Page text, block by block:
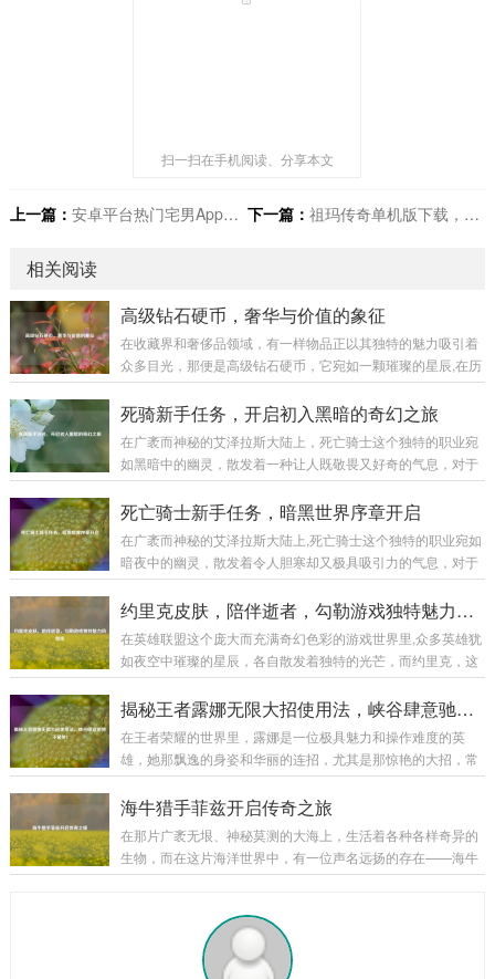
扫一扫在手机阅读、分享本文
上一篇： 安卓平台热门宅男App下载指南，宅男必备！ 下一篇： 祖玛传奇单机版下载，畅享单机冒险新体验
相关阅读
高级钻石硬币，奢华与价值的象征
在收藏界和奢侈品领域，有一样物品正以其独特的魅力吸引着
众多目光，那便是高级钻石硬币，它宛如一颗璀璨的星辰,在历
史与现代的交织中散发着迷人的光芒。 高级钻石硬币并非普通
的货币，它是艺术与工艺的完美融合，从外观上看，每一枚高
级钻石硬币都像是一件精心雕琢的艺术品，硬币的主体部分通
常由高品质的贵金属制成，如黄金、白银等，这些金属本身就
具有极高的价值和质感，它们的表面被工匠们运用精妙的工艺
又或许是镜面般的光洁,反射出耀眼的光芒。...
死骑新手任务，开启初入黑暗的奇幻之旅
在广袤而神秘的艾泽拉斯大陆上，死亡骑士这个独特的职业宛
如黑暗中的幽灵，散发着一种让人既敬畏又好奇的气息，对于
每一个初入这个职业世界的新手来说，死骑新手任务就像是一
把钥匙,开启了一段充满挑战与惊喜的奇幻之旅。 当你创建一个
死亡骑士角色，从冰封王座的阴影中苏醒的那一刻起，新手任
务便正式拉开了帷幕，首先映入眼帘的是那阴森恐怖的场景，
周围弥漫着冰冷的雾气，荒芜的大地，残败的建筑，仿佛都在
入了一个与其他职业截然不同的世界。 第...
死亡骑士新手任务，暗黑世界序章开启
在广袤而神秘的艾泽拉斯大陆上,死亡骑士这个独特的职业宛如
暗夜中的幽灵，散发着令人胆寒却又极具吸引力的气息，对于
新手玩家来说，死亡骑士的新手任务线就像是一扇通往黑暗力
量世界的大门，引领着他们开启一段充满奇幻与挑战的旅程。
当玩家创建死亡骑士角色后,首先会置身于一个阴森恐怖的场景
之中，这里弥漫着腐臭的气息，灰暗的天空下是一片荒芜的焦
土，残垣断壁间不时有幽灵般的生物飘荡而过，新手任务就在
更是一次深入了解死亡骑士背景故事和职业特...
约里克皮肤，陪伴逝者，勾勒游戏独特魅力风景线
在英雄联盟这个庞大而充满奇幻色彩的游戏世界里,众多英雄犹
如夜空中璀璨的星辰，各自散发着独特的光芒，而约里克，这
位守墓人英雄，以其神秘、暗黑的风格吸引了不少玩家的目
光，他的那些精美皮肤更是在游戏中为玩家带来了别样的体
验。 约里克的原始皮肤自带一种阴森的气息,他身着黑色的长
袍，头戴破旧的帽子，手中那巨大的墓园铲仿佛能轻易地掘开
坟墓，召唤出墓穴中的亡魂，他的技能特效也与整体风格相契
意穿梭，为他的战斗增添了一份恐怖与神秘，原始皮...
揭秘王者露娜无限大招使用法，峡谷肆意驰骋不是梦！
在王者荣耀的世界里，露娜是一位极具魅力和操作难度的英
雄，她那飘逸的身姿和华丽的连招，尤其是那惊艳的大招，常
常能在团战中创造出以少胜多的奇迹，要想熟练掌握露娜的大
招无限使用，并非易事，下面,就让我们一起来揭开其中的奥
秘。 理解露娜大招机制 露娜的大招“新月突击”，是她核心的技
能，该技能能让露娜向指定目标发起突击，造成法术伤害，在
释放大招后的一段时间内，如果露娜命中了敌方英雄、野怪或
的基础，只要露娜在大招的冷却时间内，能够...
海牛猎手菲兹开启传奇之旅
在那片广袤无垠、神秘莫测的大海上，生活着各种各样奇异的
生物，而在这片海洋世界中，有一位声名远扬的存在——海牛
猎手菲兹。 菲兹是一个身材矫健、眼神锐利的年轻猎手，他自
敬畏，他常常听村里的老人们讲述着大海里那些神奇生物的故
事，其中海牛的传说最让他着迷，海牛，这种体型庞大却性情
温和的生物，在大海的深处悠然生活，它们的肉据说美味无